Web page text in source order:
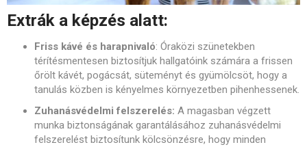
Extrák a képzés alatt:
Friss kávé és harapnivaló: Óraközi szünetekben
térítésmentesen biztosítjuk hallgatóink számára a frissen
őrölt kávét, pogácsát, süteményt és gyümölcsöt, hogy a
tanulás közben is kényelmes környezetben pihenhessenek.
Zuhanásvédelmi felszerelés: A magasban végzett
munka biztonságának garantálásához zuhanásvédelmi
felszerelést biztosítunk kölcsönzésre, hogy minden